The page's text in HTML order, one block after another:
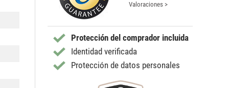
Valoraciones >
Protección del comprador incluida
Identidad verificada
Protección de datos personales